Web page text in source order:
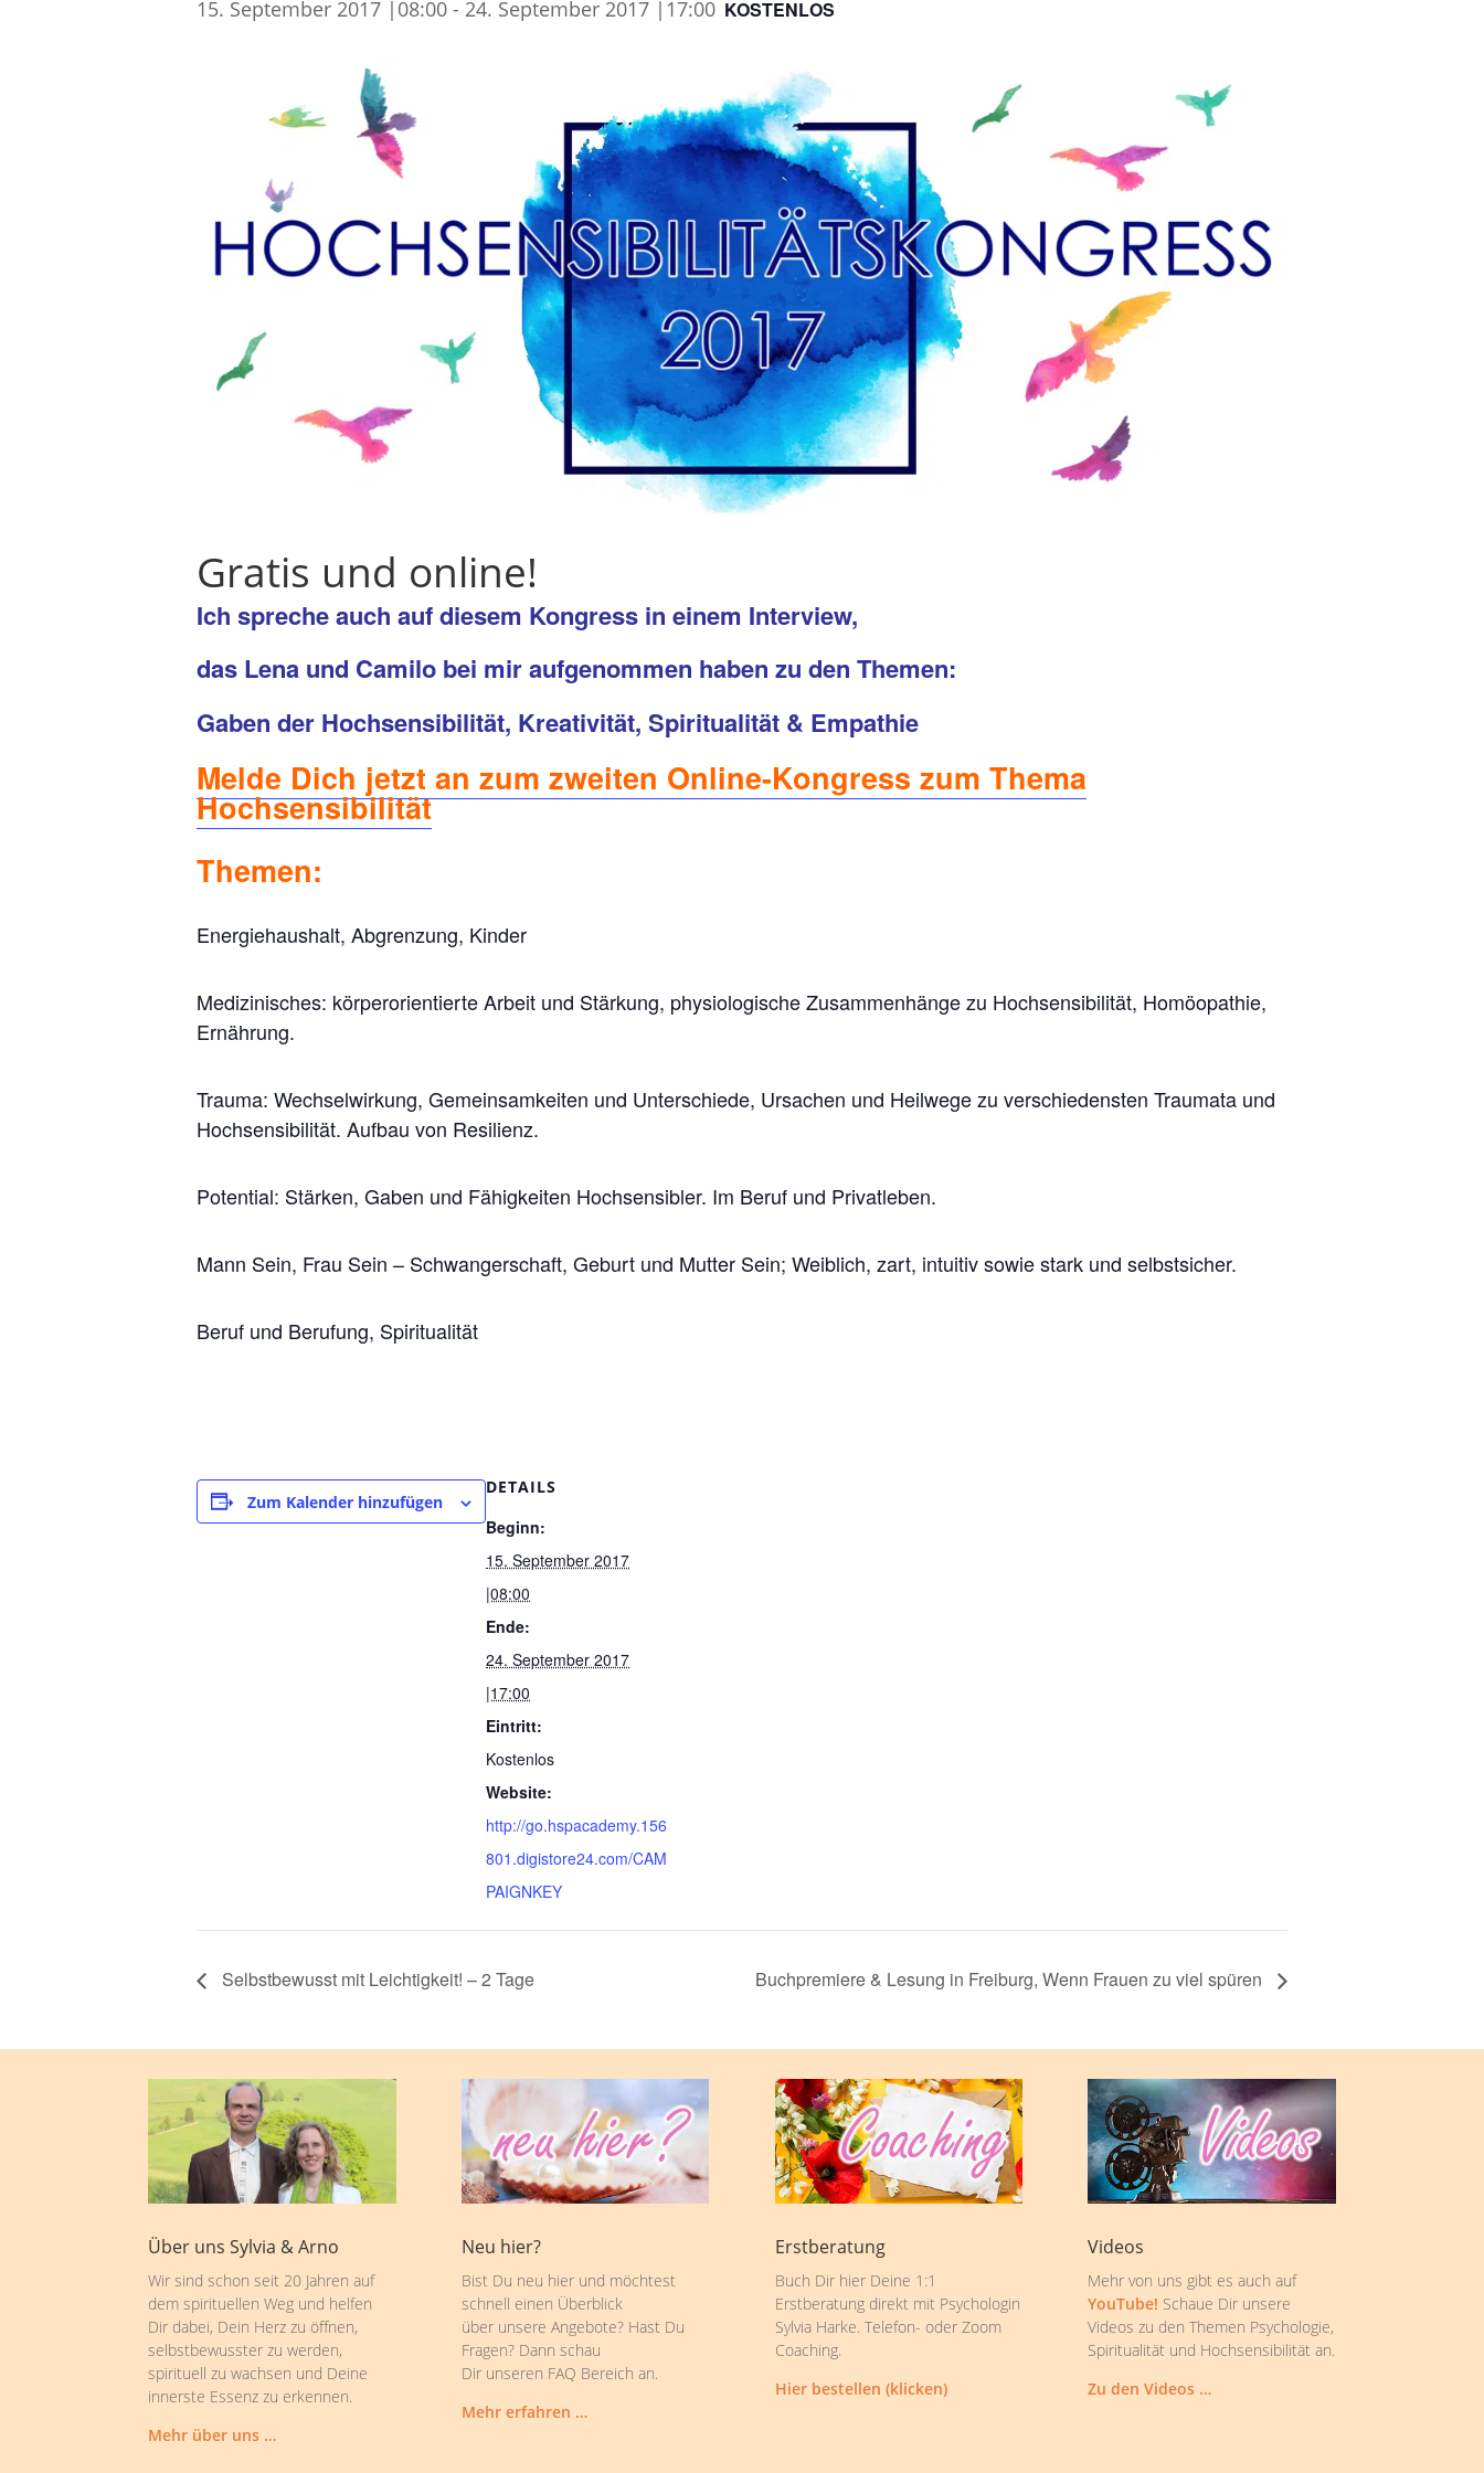
15. September 2017 |08:00 - 24. September 2017 |17:00 KOSTENLOS
Gratis und online!
Ich spreche auch auf diesem Kongress in einem Interview,
das Lena und Camilo bei mir aufgenommen haben zu den Themen:
Gaben der Hochsensibilität, Kreativität, Spiritualität & Empathie
Melde Dich jetzt an zum zweiten Online-Kongress zum Thema
Hochsensibilität
Themen:
Energiehaushalt, Abgrenzung, Kinder
Medizinisches: körperorientierte Arbeit und Stärkung, physiologische Zusammenhänge zu Hochsensibilität, Homöopathie,
Ernährung.
Trauma: Wechselwirkung, Gemeinsamkeiten und Unterschiede, Ursachen und Heilwege zu verschiedensten Traumata und
Hochsensibilität. Aufbau von Resilienz.
Potential: Stärken, Gaben und Fähigkeiten Hochsensibler. Im Beruf und Privatleben.
Mann Sein, Frau Sein – Schwangerschaft, Geburt und Mutter Sein; Weiblich, zart, intuitiv sowie stark und selbstsicher.
Beruf und Berufung, Spiritualität
Zum Kalender hinzufügen
DETAILS
Beginn:
15. September 2017
|08:00
Ende:
24. September 2017
|17:00
Eintritt:
Kostenlos
Website:
http://go.hspacademy.156
801.digistore24.com/CAM
PAIGNKEY
Selbstbewusst mit Leichtigkeit! – 2 Tage Buchpremiere & Lesung in Freiburg, Wenn Frauen zu viel spüren
Über uns Sylvia & Arno
Wir sind schon seit 20 Jahren auf
dem spirituellen Weg und helfen
Dir dabei, Dein Herz zu öffnen,
selbstbewusster zu werden,
spirituell zu wachsen und Deine
innerste Essenz zu erkennen.
Mehr über uns …
Neu hier?
Bist Du neu hier und möchtest
schnell einen Überblick
über unsere Angebote? Hast Du
Fragen? Dann schau
Dir unseren FAQ Bereich an.
Mehr erfahren …
Erstberatung
Buch Dir hier Deine 1:1
Erstberatung direkt mit Psychologin
Sylvia Harke. Telefon- oder Zoom
Coaching.
Hier bestellen (klicken)
Videos
Mehr von uns gibt es auch auf
YouTube! Schaue Dir unsere
Videos zu den Themen Psychologie,
Spiritualität und Hochsensibilität an.
Zu den Videos …